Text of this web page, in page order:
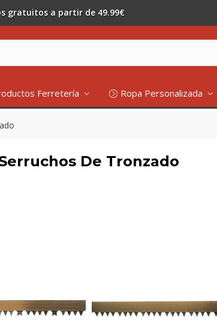
gratuitos a partir de 49.99€
Ferretería Ropa Personalizada
De Tronzado